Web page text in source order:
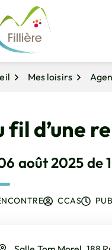
Mes loisirs
fil d’une
août2025 de
CCAS